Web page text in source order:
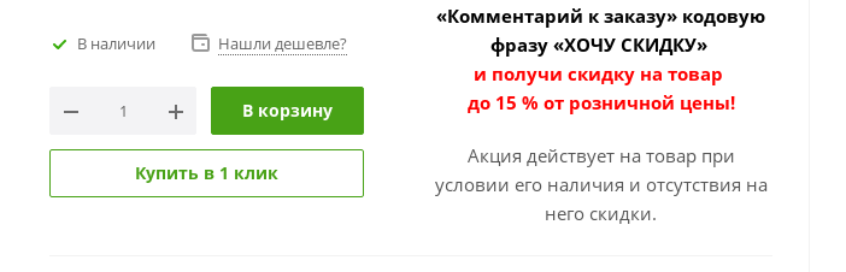
В наличии Нашли дешевле?
В корзину
Купить в 1 клик
«Комментарий к заказу» кодовую
фразу «ХОЧУ СКИДКУ»
и получи скидку на товар
до 15 % от розничной цены!
Акция действует на товар при
условии его наличия и отсутствия на
него скидки.